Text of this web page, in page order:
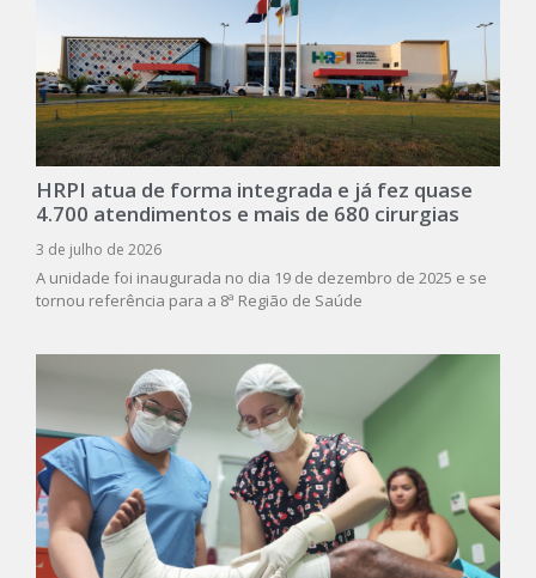
HRPI atua de forma integrada e já fez quase
4.700 atendimentos e mais de 680 cirurgias
3 de julho de 2026
A unidade foi inaugurada no dia 19 de dezembro de 2025 e se
tornou referência para a 8ª Região de Saúde